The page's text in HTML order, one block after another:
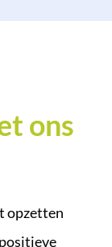
ons
opzetten